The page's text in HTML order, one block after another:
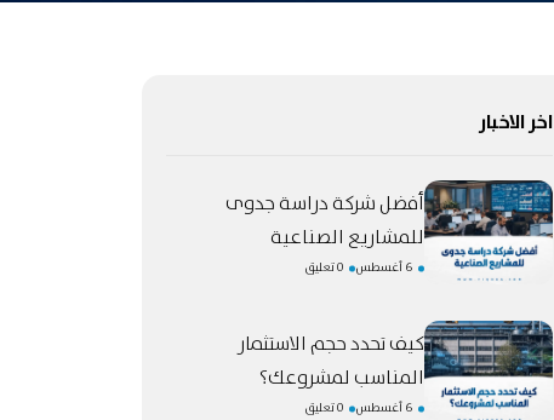
اخر الاخبار
أفضل شركة دراسة جدوى
للمشاريع الصناعية
6 أغسطس 0 تعليق
كيف تحدد حجم الاستثمار
المناسب لمشروعك؟
6 أغسطس 0 تعليق